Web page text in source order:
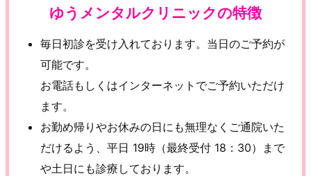
ゆうメンタルクリニックの特徴
毎日初診を受け入れております。当日のご予約が
可能です。
お電話もしくはインターネットでご予約いただけ
ます。
お勤め帰りやお休みの日にも無理なくご通院いた
だけるよう、平日 19時（最終受付 18：30）まで
や土日にも診療しております。